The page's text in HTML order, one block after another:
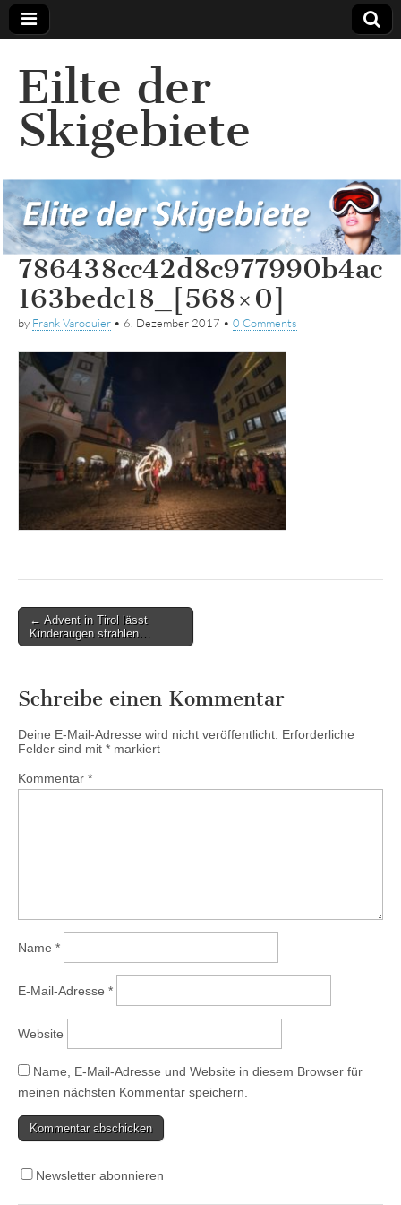
Eilte der
Skigebiete
786438cc42d8c977990b4ac
163bedc18_[568×0]
by Frank Varoquier • 6. Dezember 2017 • 0 Comments
Post
navigation
← Advent in Tirol lässt
Kinderaugen strahlen…
Schreibe einen Kommentar
Deine E-Mail-Adresse wird nicht veröffentlicht. Erforderliche
Felder sind mit * markiert
Kommentar *
Name *
E-Mail-Adresse *
Website
Name, E-Mail-Adresse und Website in diesem Browser für
meinen nächsten Kommentar speichern.
Newsletter abonnieren